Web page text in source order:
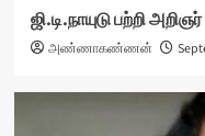
ஜி.டி.நாயுடு பற்றி
அண்ணாகண்ணன்